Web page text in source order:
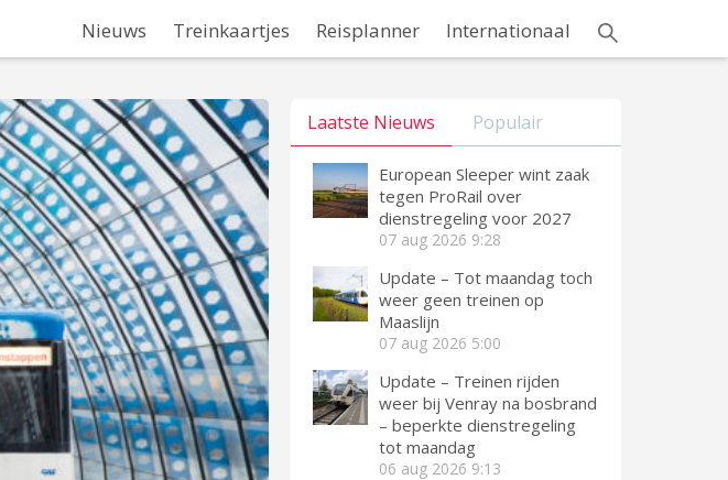
Nieuws Treinkaartjes Reisplanner Internationaal
Laatste Nieuws Populair
European Sleeper wint zaak
tegen ProRail over
dienstregeling voor 2027
07 aug 2026 9:28
Update – Tot maandag toch
weer geen treinen op
Maaslijn
07 aug 2026 5:00
Update – Treinen rijden
weer bij Venray na bosbrand
– beperkte dienstregeling
tot maandag
06 aug 2026 9:13